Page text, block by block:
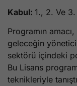
Kabul: 1., 2. Ve 3.
Programın
geleceğin
sektörü içindeki
Bu Lisans
teknikleriyle